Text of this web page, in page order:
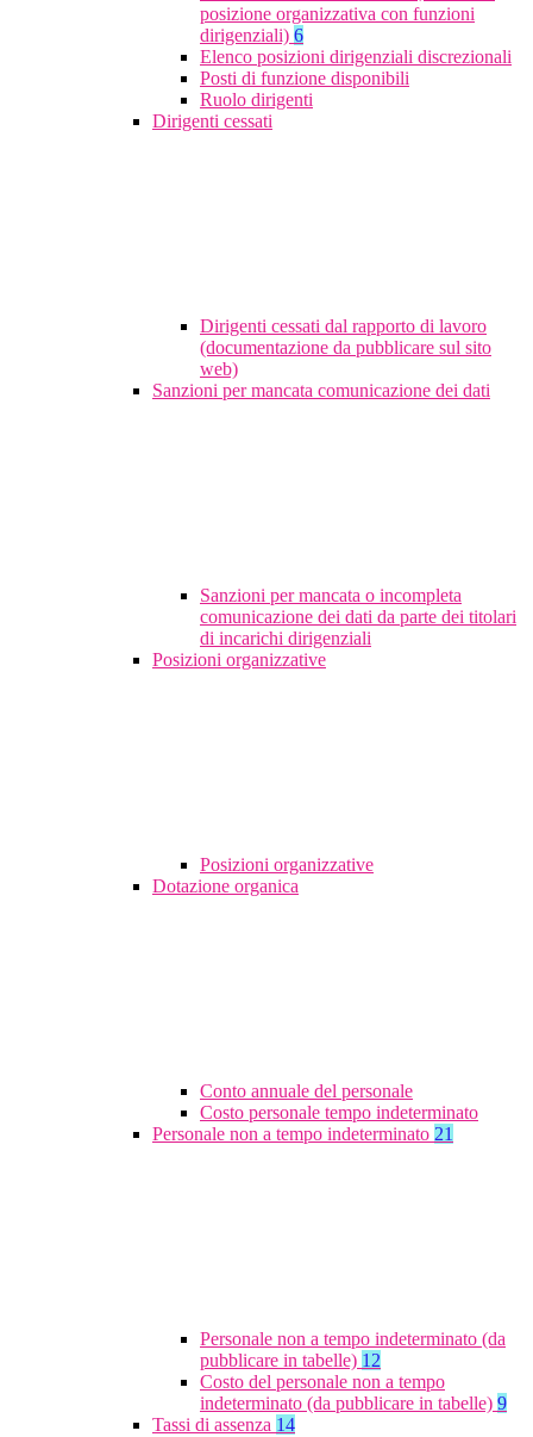
posizione organizzativa con funzioni
dirigenziali) 6
Elenco posizioni dirigenziali discrezionali
Posti di funzione disponibili
Ruolo dirigenti
Dirigenti cessati
Dirigenti cessati dal rapporto di lavoro
(documentazione da pubblicare sul sito
web)
Sanzioni per mancata comunicazione dei dati
Sanzioni per mancata o incompleta
comunicazione dei dati da parte dei titolari
di incarichi dirigenziali
Posizioni organizzative
Posizioni organizzative
Dotazione organica
Conto annuale del personale
Costo personale tempo indeterminato
Personale non a tempo indeterminato 21
Personale non a tempo indeterminato (da
pubblicare in tabelle) 12
Costo del personale non a tempo
indeterminato (da pubblicare in tabelle) 9
Tassi di assenza 14